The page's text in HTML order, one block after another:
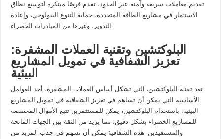
تقديم معاملات سريعة وآمنة عبر الحدود، تقدم فرصًا مبتكرة لتوسيع نطاق
الاستثمار في مشاريع الطاقة المتجددة، حماية التنوع البيولوجي، وإعادة
التدوير، وغيرها من المبادرات الخضراء.
البلوكتشين وتقنية العملات المشفرة:
تعزيز الشفافية في تمويل المشاريع
البيئية
تعد تقنية البلوكتشين، التي تشكل أساس العملات المشفرة، أحد العوامل
الأساسية التي يمكن أن تساهم في تعزيز الشفافية في تمويل المشاريع
البيئية. باستخدام البلوكتشين، يمكن للمستثمرين تتبع الأموال المخصصة
للمشاريع الخضراء بشكل دقيق، مما يزيد من الثقة بين الجهات المانحة
والمستفيدين. هذه الشفافية يمكن أن تسهم في جذب المزيد من